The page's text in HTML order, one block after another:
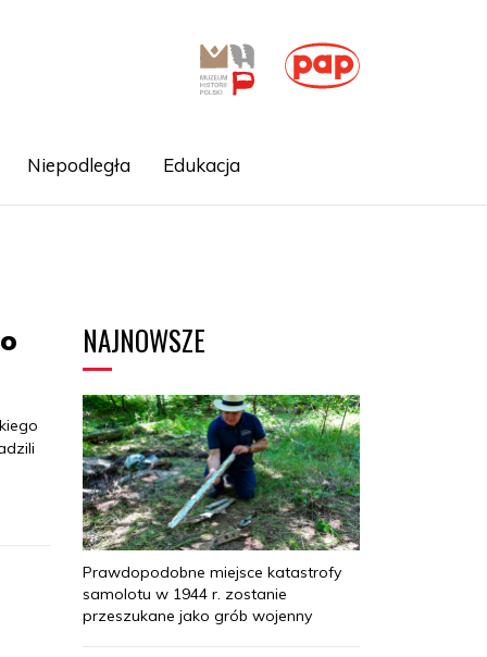
Niepodległa Edukacja
NAJNOWSZE
Prawdopodobne miejsce katastrofy
samolotu w 1944 r. zostanie
przeszukane jako grób wojenny